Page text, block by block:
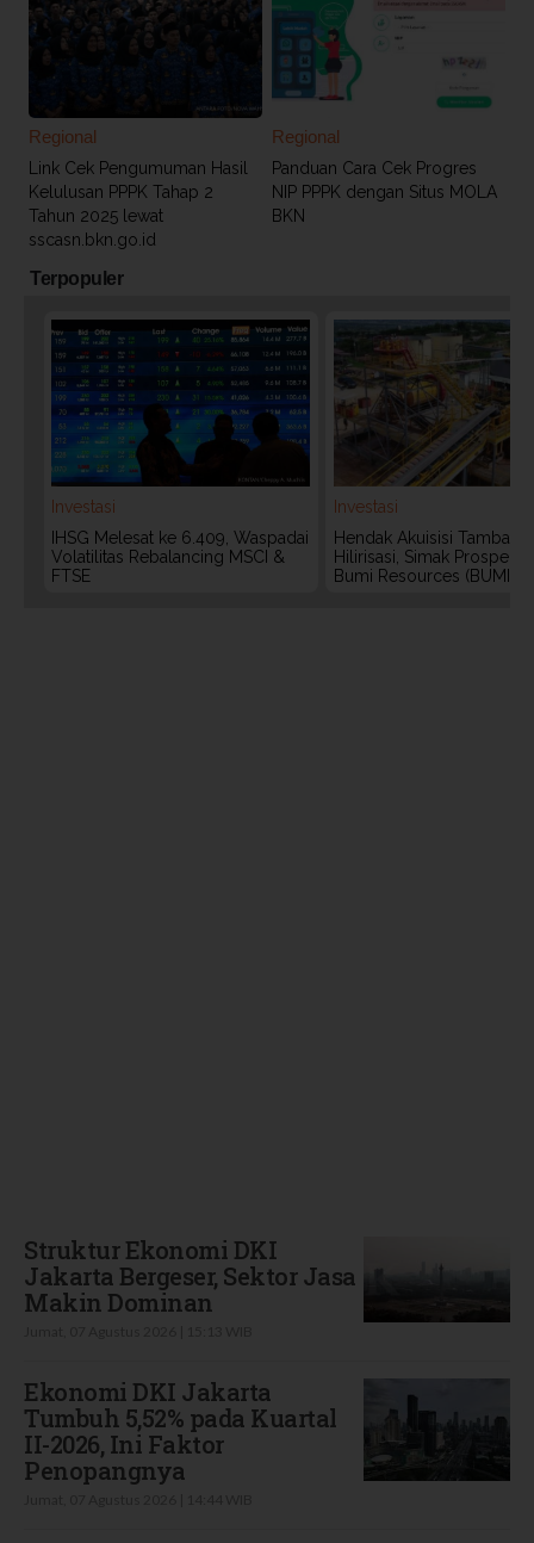
Regional
Link Cek Pengumuman Hasil
Kelulusan PPPK Tahap 2
Tahun 2025 lewat
sscasn.bkn.go.id
Regional
Panduan Cara Cek Progres
NIP PPPK dengan Situs MOLA
BKN
Terpopuler
Investasi
IHSG Melesat ke 6.409, Waspadai
Volatilitas Rebalancing MSCI &
FTSE
Investasi
Hendak Akuisisi
Hilirisasi, Simak Prospek
Bumi Resources (BUMI)
Struktur Ekonomi DKI
Jakarta Bergeser, Sektor Jasa
Makin Dominan
Ekonomi DKI Jakarta
Tumbuh 5,52% pada Kuartal
II-2026, Ini Faktor
Penopangnya